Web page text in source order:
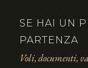
SE HAI UN
PARTENZA
Voli, documenti,